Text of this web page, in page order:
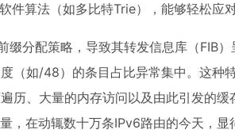
件算法（如多比特Trie），能够轻松应
缀分配策略，导致其转发信息库（FIB
（如/48）的条目占比异常集中。这种
历、大量的内存访问以及由此引发的
，在动辄数十万条IPv6路由的今天，